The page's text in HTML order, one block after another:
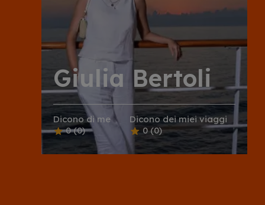
Giulia Bertoli
Dicono di me
0(0)
Dicono dei miei viaggi
0(0)